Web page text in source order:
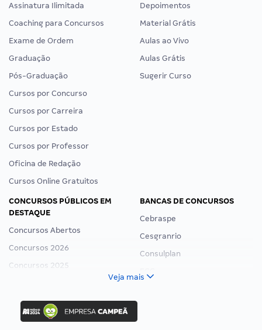
Assinatura Ilimitada
Coaching para Concursos
Exame de Ordem
Graduação
Pós-Graduação
Cursos por Concurso
Cursos por Carreira
Cursos por Estado
Cursos por Professor
Oficina de Redação
Cursos Online Gratuitos
Depoimentos
Material Grátis
Aulas ao Vivo
Aulas Grátis
Sugerir Curso
CONCURSOS PÚBLICOS EM
DESTAQUE
Concursos Abertos
Concursos 2026
Concursos 2025
Concurso Nacional Unificado
Concurso Ibama
Concurso MPU
BANCAS DE CONCURSOS
Cebraspe
Cesgranrio
Consulplan
Veja mais